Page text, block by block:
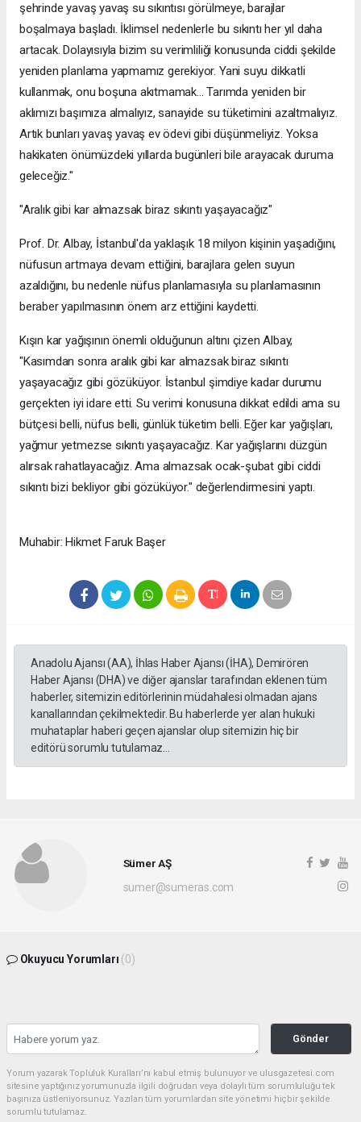
şehrinde yavaş yavaş su sıkıntısı görülmeye, barajlar
boşalmaya başladı. İklimsel nedenlerle bu sıkıntı her yıl daha
artacak. Dolayısıyla bizim su verimliliği konusunda ciddi şekilde
yeniden planlama yapmamız gerekiyor. Yani suyu dikkatli
kullanmak, onu boşuna akıtmamak... Tarımda yeniden bir
aklımızı başımıza almalıyız, sanayide su tüketimini azaltmalıyız.
Artık bunları yavaş yavaş ev ödevi gibi düşünmeliyiz. Yoksa
hakikaten önümüzdeki yıllarda bugünleri bile arayacak duruma
geleceğiz."
"Aralık gibi kar almazsak biraz sıkıntı yaşayacağız"
Prof. Dr. Albay, İstanbul'da yaklaşık 18 milyon kişinin yaşadığını,
nüfusun artmaya devam ettiğini, barajlara gelen suyun
azaldığını, bu nedenle nüfus planlamasıyla su planlamasının
beraber yapılmasının önem arz ettiğini kaydetti.
Kışın kar yağışının önemli olduğunun altını çizen Albay,
"Kasımdan sonra aralık gibi kar almazsak biraz sıkıntı
yaşayacağız gibi gözüküyor. İstanbul şimdiye kadar durumu
gerçekten iyi idare etti. Su verimi konusuna dikkat edildi ama su
bütçesi belli, nüfus belli, günlük tüketim belli. Eğer kar yağışları,
yağmur yetmezse sıkıntı yaşayacağız. Kar yağışlarını düzgün
alırsak rahatlayacağız. Ama almazsak ocak-şubat gibi ciddi
sıkıntı bizi bekliyor gibi gözüküyor." değerlendirmesini yaptı.
Muhabir: Hikmet Faruk Başer
Anadolu Ajansı (AA), İhlas Haber Ajansı (İHA), Demirören
Haber Ajansı (DHA) ve diğer ajanslar tarafından eklenen tüm
haberler, sitemizin editörlerinin müdahalesi olmadan ajans
kanallarından çekilmektedir. Bu haberlerde yer alan hukuki
muhataplar haberi geçen ajanslar olup sitemizin hiç bir
editörü sorumlu tutulamaz...
Sümer AŞ
sumer@sumeras.com
Okuyucu Yorumları (0)
Gönder
Yorum yazarak Topluluk Kuralları’nı kabul etmiş bulunuyor ve ulusgazetesi.com
sitesine yaptığınız yorumunuzla ilgili doğrudan veya dolaylı tüm sorumluluğu tek
başınıza üstleniyorsunuz. Yazılan tüm yorumlardan site yönetimi hiçbir şekilde
sorumlu tutulamaz.